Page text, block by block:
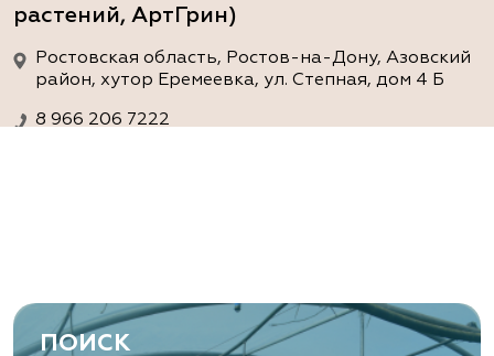
растений, АртГрин)
Ростовская область, Ростов-на-Дону, Азовский
район, хутор Еремеевка, ул. Степная, дом 4 Б
8 966 206 7222
Ростовская область, Ростов-на-Дону,
Левобережная ул, дом № 37
ПОИСК